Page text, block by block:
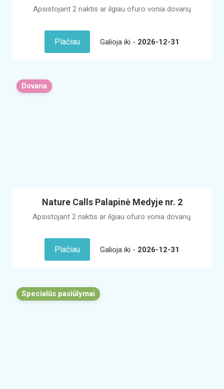
Apsistojant 2 naktis ar ilgiau ofuro vonia dovanų
Plačiau Galioja iki - 2026-12-31
Dovana
Nature Calls Palapinė Medyje nr. 2
Apsistojant 2 naktis ar ilgiau ofuro vonia dovanų.
Plačiau Galioja iki - 2026-12-31
Specialūs pasiūlymai